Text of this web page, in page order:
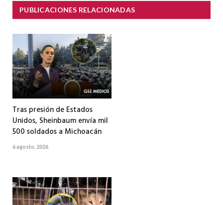
PUBLICACIONES RELACIONADAS
Tras presión de Estados
Unidos, Sheinbaum envía mil
500 soldados a Michoacán
6 agosto, 2026